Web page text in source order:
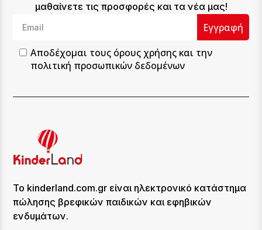
μαθαίνετε τις προσφορές και τα νέα μας!
Εγγραφή
Αποδέχομαι τους όρους χρήσης και την
πολιτική προσωπικών δεδομένων
Το kinderland.com.gr είναι ηλεκτρονικό κατάστημα
πώλησης βρεφικών παιδικών και εφηβικών
ενδυμάτων.